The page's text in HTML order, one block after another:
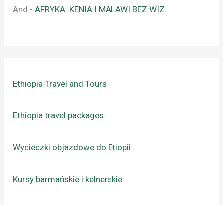
And -AFRYKA: KENIA I MALAWI BEZ WIZ
Ethiopia Travel and Tours
Ethiopia travel packages
Wycieczki objazdowe do Etiopii
Kursy barmańskie i kelnerskie